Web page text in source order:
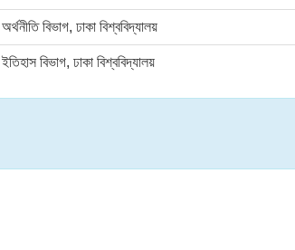
অর্থনীতি বিভাগ, ঢাকা বিশ্ববিদ্যালয়
ইতিহাস বিভাগ, ঢাকা বিশ্ববিদ্যালয়